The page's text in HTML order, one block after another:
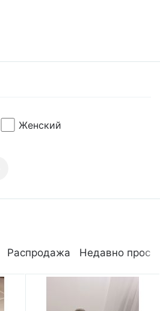
Женский
Распродажа Недавно